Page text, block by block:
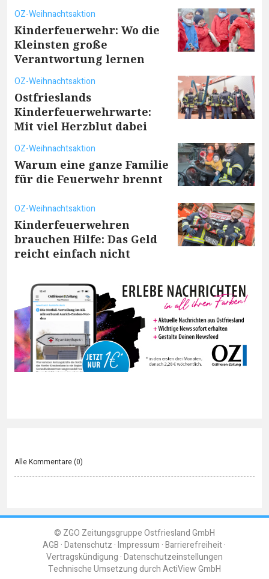
OZ-Weihnachtsaktion
Kinderfeuerwehr: Wo die
Kleinsten große
Verantwortung lernen
OZ-Weihnachtsaktion
Ostfrieslands
Kinderfeuerwehrwarte:
Mit viel Herzblut dabei
OZ-Weihnachtsaktion
Warum eine ganze Familie
für die Feuerwehr brennt
OZ-Weihnachtsaktion
Kinderfeuerwehren
brauchen Hilfe: Das Geld
reicht einfach nicht
Alle Kommentare (0)
© ZGO Zeitungsgruppe Ostfriesland GmbH
AGB Datenschutz Impressum Barrierefreiheit
Vertragskündigung Datenschutzeinstellungen
Technische Umsetzung durchActiView GmbH